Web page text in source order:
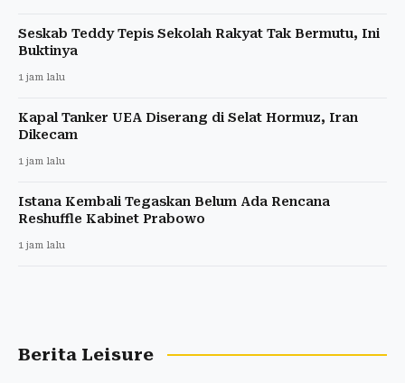
Seskab Teddy Tepis Sekolah Rakyat Tak Bermutu, Ini
Buktinya
1 jam lalu
Kapal Tanker UEA Diserang di Selat Hormuz, Iran
Dikecam
1 jam lalu
Istana Kembali Tegaskan Belum Ada Rencana
Reshuffle Kabinet Prabowo
1 jam lalu
Berita Leisure